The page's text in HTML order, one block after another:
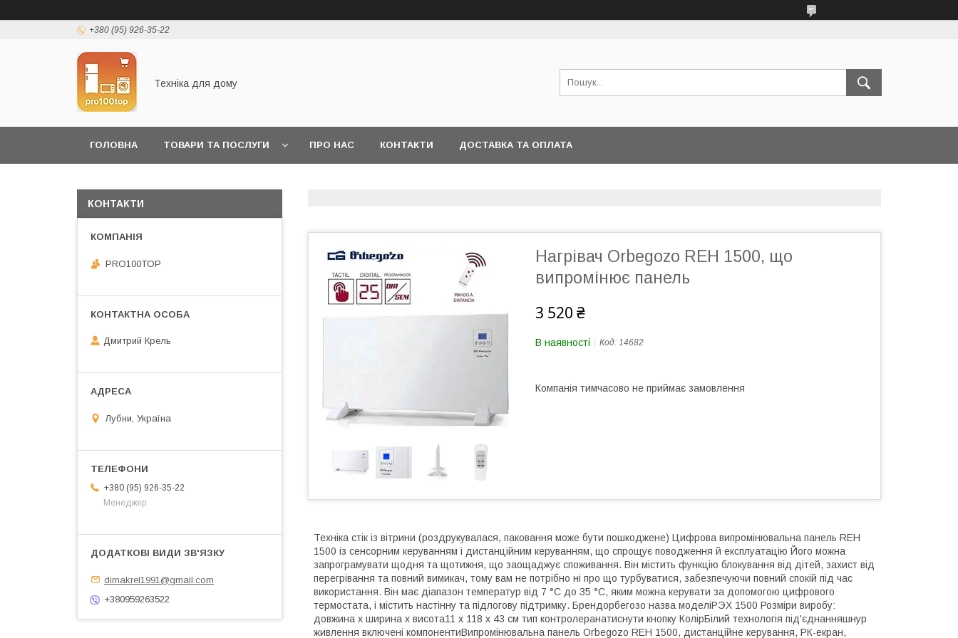
+380 (95) 926-35-22
Техніка для дому
ГОЛОВНА ТОВАРИ ТА ПОСЛУГИ ПРО НАС КОНТАКТИ ДОСТАВКА ТА ОПЛАТА
Нагрівач Orbegozo REH 1500, що
випромінює панель
3 520 ₴
В наявності Код: 14682
Компанія тимчасово не приймає замовлення
Техніка стік із вітрини (роздрукувалася, паковання може бути пошкоджене) Цифрова випромінювальна панель REH
1500 із сенсорним керуванням і дистанційним керуванням, що спрощує поводження й експлуатацію Його можна
запрограмувати щодня та щотижня, що заощаджує споживання. Він містить функцію блокування від дітей, захист від
перегрівання та повний вимикач, тому вам не потрібно ні про що турбуватися, забезпечуючи повний спокій під час
використання. Він має діапазон температур від 7 °C до 35 °C, яким можна керувати за допомогою цифрового
термостата, і містить настінну та підлогову підтримку. Брендорбегозо назва моделіРЭХ 1500 Розміри виробу:
довжина х ширина х висота11 х 118 х 43 см тип контролеранатиснути кнопку КолірБілий технологія під'єднанняшнур
живлення включені компонентиВипромінювальна панель Orbegozo REH 1500, дистанційне керування, РК-екран,
КОНТАКТИ
PRO100TOP
Дмитрий Крель
Лубни, Україна
+380 (95) 926-35-22
Менеджер
dimakrel1991@gmail.com
+380959263522